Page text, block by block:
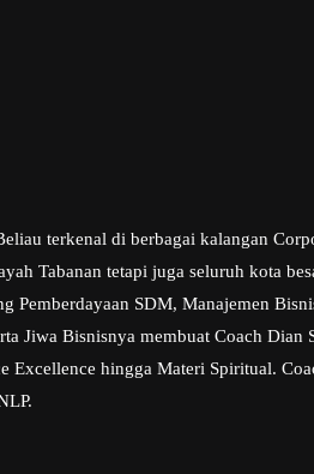
terkenal di berbagai kalangan
Tabanan tetapi juga seluruh kota
SDM, Manajemen
Jiwa Bisnisnya membuat Coach Dian
hingga Materi Spiritual.